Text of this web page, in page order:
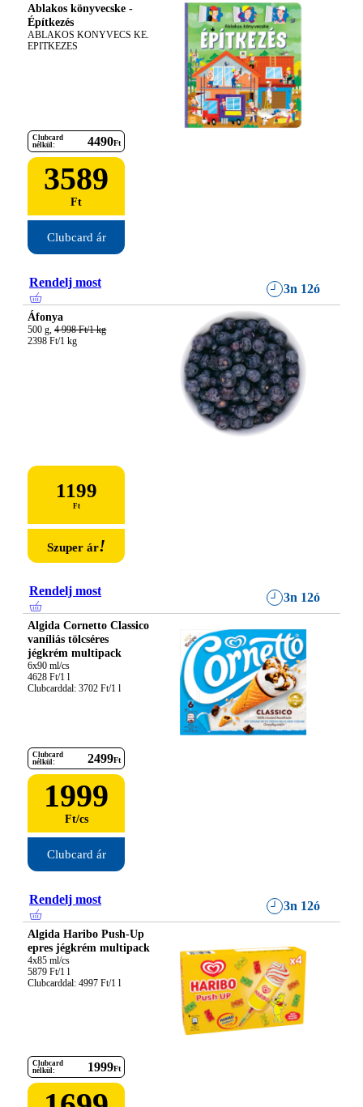
Ablakos könyvecske -
Építkezés
ABLAKOS KONYVECS KE.
EPITKEZES
Clubcard
nélkül:
4490Ft
3589
Ft
Clubcard ár
Rendelj most 3n 12ó
Áfonya
500 g, 4 998 Ft/1 kg
2398 Ft/1 kg
1199
Ft
Szuper ár!
Rendelj most 3n 12ó
Algida Cornetto Classico
vaníliás tölcséres
jégkrém multipack
6x90 ml/cs
4628 Ft/1 l
Clubcarddal: 3702 Ft/1 l
Clubcard
nélkül:
2499Ft
1999
Ft/cs
Clubcard ár
Rendelj most 3n 12ó
Algida Haribo Push-Up
epres jégkrém multipack
4x85 ml/cs
5879 Ft/1 l
Clubcarddal: 4997 Ft/1 l
Clubcard
nélkül:
1999Ft